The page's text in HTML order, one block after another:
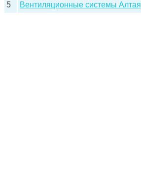
5 Вентиляционные системы Алтая